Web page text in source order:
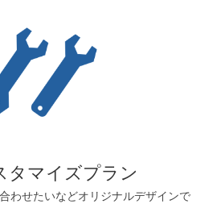
タマイズプラン
わせたいなどオリジナルデザインで